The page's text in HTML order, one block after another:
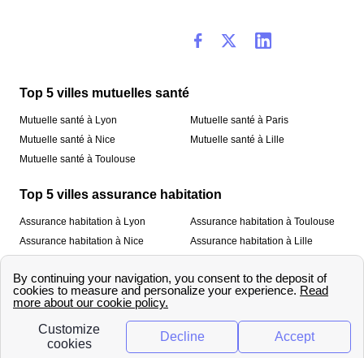
Top 5 villes mutuelles santé
Mutuelle santé à Lyon
Mutuelle santé à Nice
Mutuelle santé à Toulouse
Mutuelle santé à Paris
Mutuelle santé à Lille
Top 5 villes assurance habitation
Assurance habitation à Lyon
Assurance habitation à Nice
Assurance habitation à Toulouse
Assurance habitation à Lille
À propos
Qui sommes-nous ? Mentions légales